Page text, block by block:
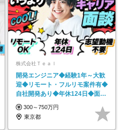
株式会社Ｔｅａｌ
開発エンジニア◆経験1年～大歓
迎◆リモート・フルリモ案件有◆
自社開発あり◆年休124日◆面接
1回
300～750万円
東京都